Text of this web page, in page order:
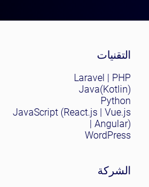
التقنيات
Laravel | PHP
Java(Kotlin)
Python
JavaScript (React.js | Vue.js
| Angular)
WordPress
الشركة